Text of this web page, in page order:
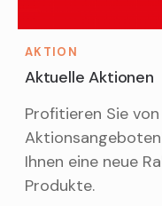
AKTION
Aktuelle Aktionen
Profitieren Sie
Ihnen eine neue
Produkte.